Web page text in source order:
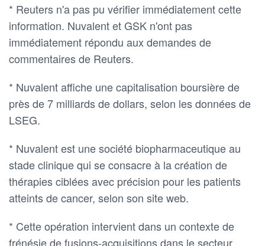
* Reuters n'a pas pu vérifier immédiatement cette
information. Nuvalent et GSK n'ont pas
immédiatement répondu aux demandes de
commentaires de Reuters.
* Nuvalent affiche une capitalisation boursière de
près de 7 milliards de dollars, selon les données de
LSEG.
* Nuvalent est une société biopharmaceutique au
stade clinique qui se consacre à la création de
thérapies ciblées avec précision pour les patients
atteints de cancer, selon son site web.
* Cette opération intervient dans un contexte de
frénésie de fusions-acquisitions dans le secteur